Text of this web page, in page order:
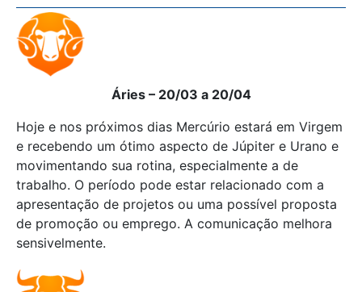
Áries – 20/03 a 20/04
Hoje e nos próximos dias Mercúrio estará em Virgem
e recebendo um ótimo aspecto de Júpiter e Urano e
movimentando sua rotina, especialmente a de
trabalho. O período pode estar relacionado com a
apresentação de projetos ou uma possível proposta
de promoção ou emprego. A comunicação melhora
sensivelmente.